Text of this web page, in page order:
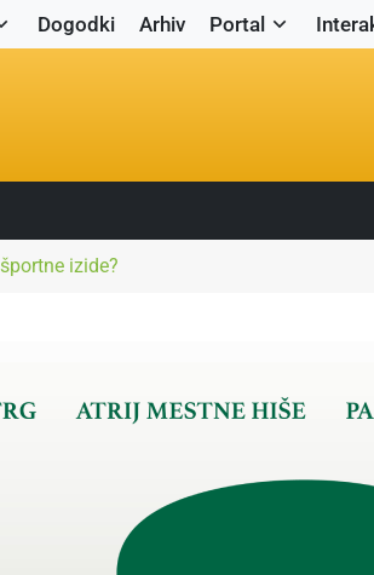
Dogodki Arhiv Portal
izide?